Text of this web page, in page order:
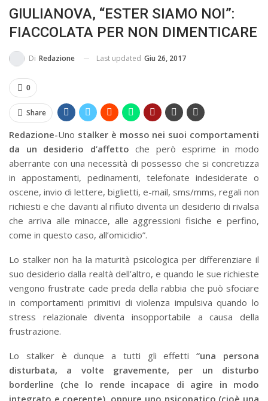
IN...
GIULIANOVA, “ESTER SIAMO NOI”:
FIACCOLATA PER NON DIMENTICARE
Di Redazione Last updated Giu 26, 2017
0
Share
Redazione-Uno stalker è mosso nei suoi comportamenti
da un desiderio d’affetto che però esprime in modo
aberrante con una necessità di possesso che si concretizza
in appostamenti, pedinamenti, telefonate indesiderate o
oscene, invio di lettere, biglietti, e-mail, sms/mms, regali non
richiesti e che davanti al rifiuto diventa un desiderio di rivalsa
che arriva alle minacce, alle aggressioni fisiche e perfino,
come in questo caso, all’omicidio”.
Lo stalker non ha la maturità psicologica per differenziare il
suo desiderio dalla realtà dell’altro, e quando le sue richieste
vengono frustrate cade preda della rabbia che può sfociare
in comportamenti primitivi di violenza impulsiva quando lo
stress relazionale diventa insopportabile a causa della
frustrazione.
Lo stalker è dunque a tutti gli effetti“una persona
disturbata, a volte gravemente, per un disturbo
borderline (che lo rende incapace di agire in modo